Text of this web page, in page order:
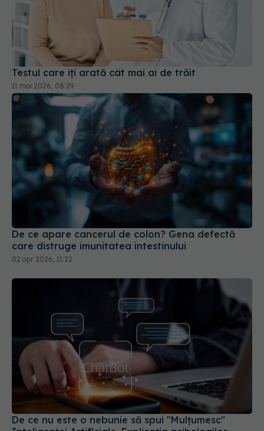
Testul care îți arată cât mai ai de trăit
11 mai 2026, 08:29
De ce apare cancerul de colon? Gena defectă
care distruge imunitatea intestinului
02 apr 2026, 11:22
De ce nu este o nebunie să spui "Mulțumesc"